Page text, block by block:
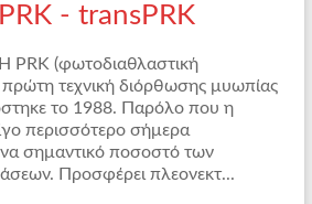
PRK - transPRK
Η PRK (φωτοδιαθλαστική
πρώτη τεχνική διόρθωσης μυωπίας
το 1988. Παρόλο που η
περισσότερο σήμερα
σημαντικό ποσοστό των
Προσφέρει πλεονεκτ...